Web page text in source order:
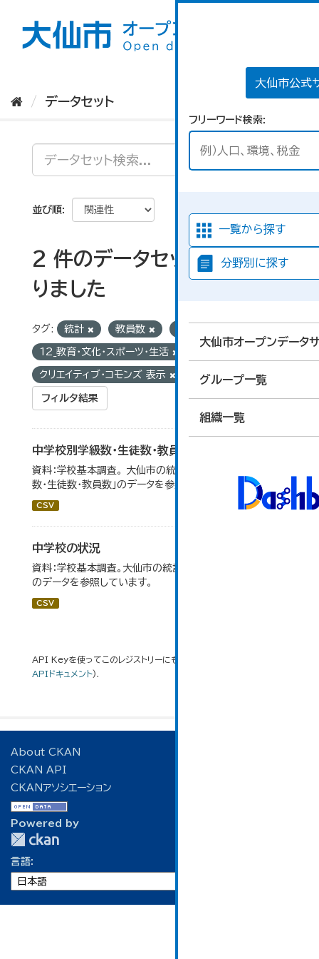
大仙市公式
フリーワード検索
一覧から探す
分野別に探す
大仙市オープンデータ
グループ一覧
組織一覧
データセット
並び順
2 件のデータセットが見つか
りました
タグ: 統計 教員数
12_教育・文化・スポーツ・生活
クリエイティブ・コモンズ 表示
フィルタ結果
中学校別学級数・生徒数・教員数
資料：学校基本調査。 大仙市の統計「14-6 中学校別学級
数・生徒数・教員数」のデータを参照しています。
CSV
中学校の状況
資料：学校基本調査。大仙市の統計「14-5 中学校の状況」
のデータを参照しています。
CSV
API Keyを使ってこのレジストリーにもアクセス可能です
APIドキュメント).
About CKAN
CKAN API
CKANアソシエーション
Powered by
言語